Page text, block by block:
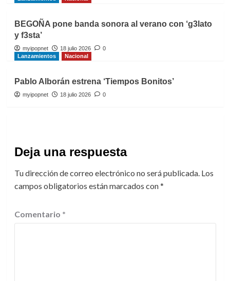
BEGOÑA pone banda sonora al verano con ‘g3lato
y f3sta’
myipopnet 18 julio 2026
0
Lanzamientos
Nacional
Pablo Alborán estrena ‘Tiempos Bonitos’
myipopnet 18 julio 2026 0
Deja una respuesta
Tu dirección de correo electrónico no será publicada. Los
campos obligatorios están marcados con*
Comentario *